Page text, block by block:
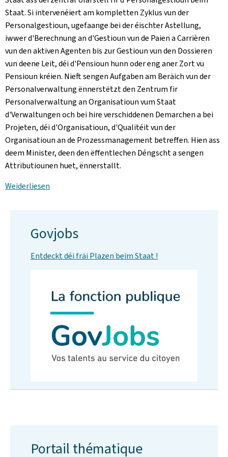
Staat. Si intervenéiert am kompletten Zyklus vun der
Personalgestioun, ugefaange bei der éischter Astellung,
iwwer d'Berechnung an d'Gestioun vun de Paien a Carrièren
vun den aktiven Agenten bis zur Gestioun vun den Dossieren
vun deene Leit, déi d'Pensioun hunn oder eng aner Zort vu
Pensioun kréien. Nieft sengen Aufgaben am Beräich vun der
Personalverwaltung ënnerstëtzt den Zentrum fir
Personalverwaltung an Organisatioun vum Staat
d'Verwaltungen och bei hire verschiddenen Demarchen a bei
Projeten, déi d'Organisatioun, d'Qualitéit vun der
Organisatioun an de Prozessmanagement betreffen. Hien ass
deem Minister, deen den ëffentlechen Déngscht a sengen
Attributiounen huet, ënnerstallt.
Weiderliesen
Govjobs
Entdeckt déi fräi Plazen beim Staat !
Portail thématique